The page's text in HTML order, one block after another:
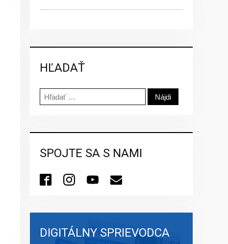
HĽADAŤ
Hľadať:
SPOJTE SA S NAMI
DIGITÁLNY SPRIEVODCA